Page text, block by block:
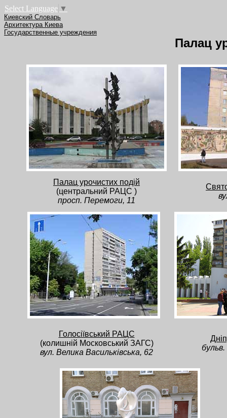
Select Language ▼
Киевский Словарь
Архитектура Киева
Государственные учреждения
Палац
Палац урочистих подій
(центральний РАЦС )
просп. Перемоги, 11
Голосіївський РАЦС
(колишній Московський ЗАГС)
вул. Велика Васильківська, 62